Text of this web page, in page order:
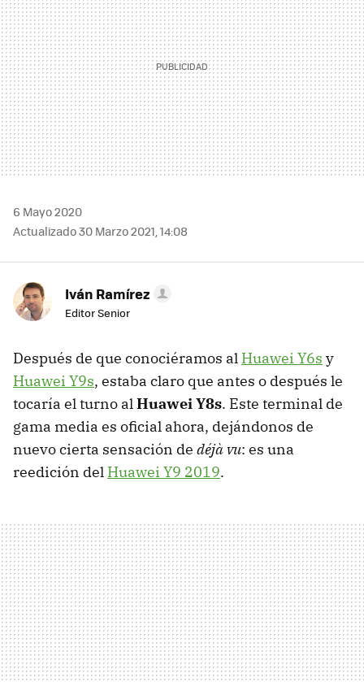
6 Mayo 2020
Actualizado 30 Marzo 2021, 14:08
Iván Ramírez
Editor Senior
Después de que conociéramos al Huawei Y6s y
Huawei Y9s, estaba claro que antes o después le
tocaría el turno alHuawei Y8s. Este terminal de
gama media es oficial ahora, dejándonos de
nuevo cierta sensación de déjà vu: es una
reedición del Huawei Y9 2019.